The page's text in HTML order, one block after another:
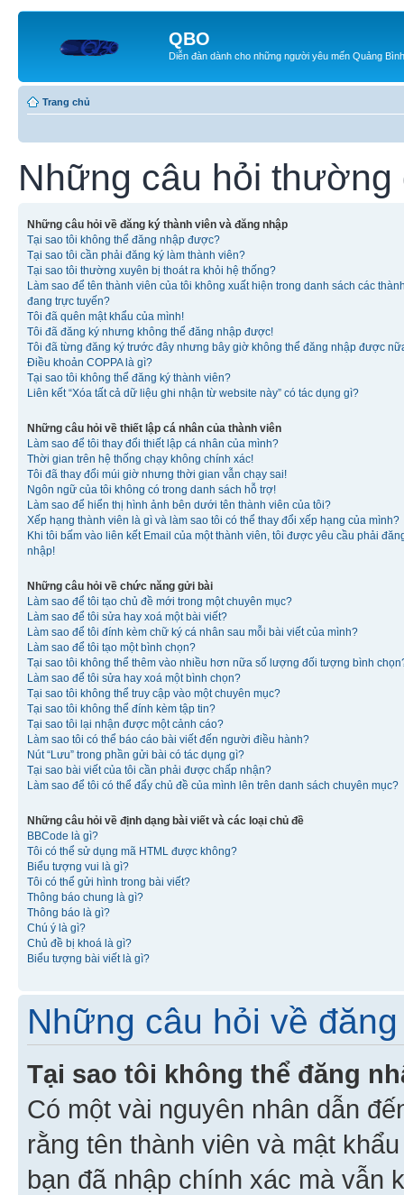
QBO
Diễn đàn dành cho những người yêu mến Quảng Bình
Trang chủ
Những câu hỏi thường
Những câu hỏi về đăng ký thành viên và đăng nhập
Tại sao tôi không thể đăng nhập được?
Tại sao tôi cần phải đăng ký làm thành viên?
Tại sao tôi thường xuyên bị thoát ra khỏi hệ thống?
Làm sao để tên thành viên của tôi không xuất hiện trong danh sách các
đang trực tuyến?
Tôi đã quên mật khẩu của mình!
Tôi đã đăng ký nhưng không thể đăng nhập được!
Tôi đã từng đăng ký trước đây nhưng bây giờ không thể đăng nhập được
Điều khoản COPPA là gì?
Tại sao tôi không thể đăng ký thành viên?
Liên kết “Xóa tất cả dữ liệu ghi nhận từ website này” có tác dụng gì?
Những câu hỏi về thiết lập cá nhân của thành viên
Làm sao để tôi thay đổi thiết lập cá nhân của mình?
Thời gian trên hệ thống chạy không chính xác!
Tôi đã thay đổi múi giờ nhưng thời gian vẫn chạy sai!
Ngôn ngữ của tôi không có trong danh sách hỗ trợ!
Làm sao để hiển thị hình ảnh bên dưới tên thành viên của tôi?
Xếp hạng thành viên là gì và làm sao tôi có thể thay đổi xếp hạng của mình?
Khi tôi bấm vào liên kết Email của một thành viên, tôi được yêu cầu phải
nhập!
Những câu hỏi về chức năng gửi bài
Làm sao để tôi tạo chủ đề mới trong một chuyên mục?
Làm sao để tôi sửa hay xoá một bài viết?
Làm sao để tôi đính kèm chữ ký cá nhân sau mỗi bài viết của mình?
Làm sao để tôi tạo một bình chọn?
Tại sao tôi không thể thêm vào nhiều hơn nữa số lượng đối tượng bình
Làm sao để tôi sửa hay xoá một bình chọn?
Tại sao tôi không thể truy cập vào một chuyên mục?
Tại sao tôi không thể đính kèm tập tin?
Tại sao tôi lại nhận được một cảnh cáo?
Làm sao tôi có thể báo cáo bài viết đến người điều hành?
Nút “Lưu” trong phần gửi bài có tác dụng gì?
Tại sao bài viết của tôi cần phải được chấp nhận?
Làm sao để tôi có thể đẩy chủ đề của mình lên trên danh sách chuyên mục?
Những câu hỏi về định dạng bài viết và các loại chủ đề
BBCode là gì?
Tôi có thể sử dụng mã HTML được không?
Biểu tượng vui là gì?
Tôi có thể gửi hình trong bài viết?
Thông báo chung là gì?
Thông báo là gì?
Chú ý là gì?
Chủ đề bị khoá là gì?
Biểu tượng bài viết là gì?
Những câu hỏi về
Tại sao tôi không thể đăng
Có một vài nguyên nhân dẫn
rằng tên thành viên và mật
bạn đã nhập chính xác mà vẫn